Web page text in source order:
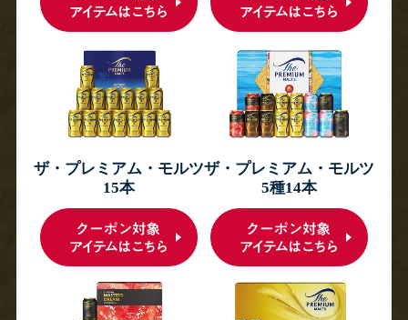
ザ・プレミアム・モルツ
15本
ザ・プレミアム・モルツ
5種14本